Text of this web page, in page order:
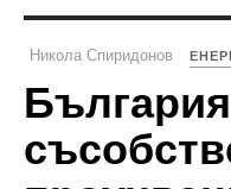
Никола Спиридонов